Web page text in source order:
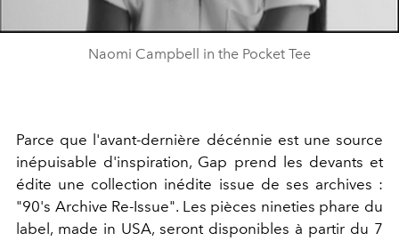
Video
Naomi Campbell in the Pocket Tee
Parce que l'avant-dernière décénnie est une source
inépuisable d'inspiration, Gap prend les devants et
édite une collection inédite issue de ses archives :
"90's Archive Re-Issue". Les pièces nineties phare du
label, made in USA, seront disponibles à partir du 7